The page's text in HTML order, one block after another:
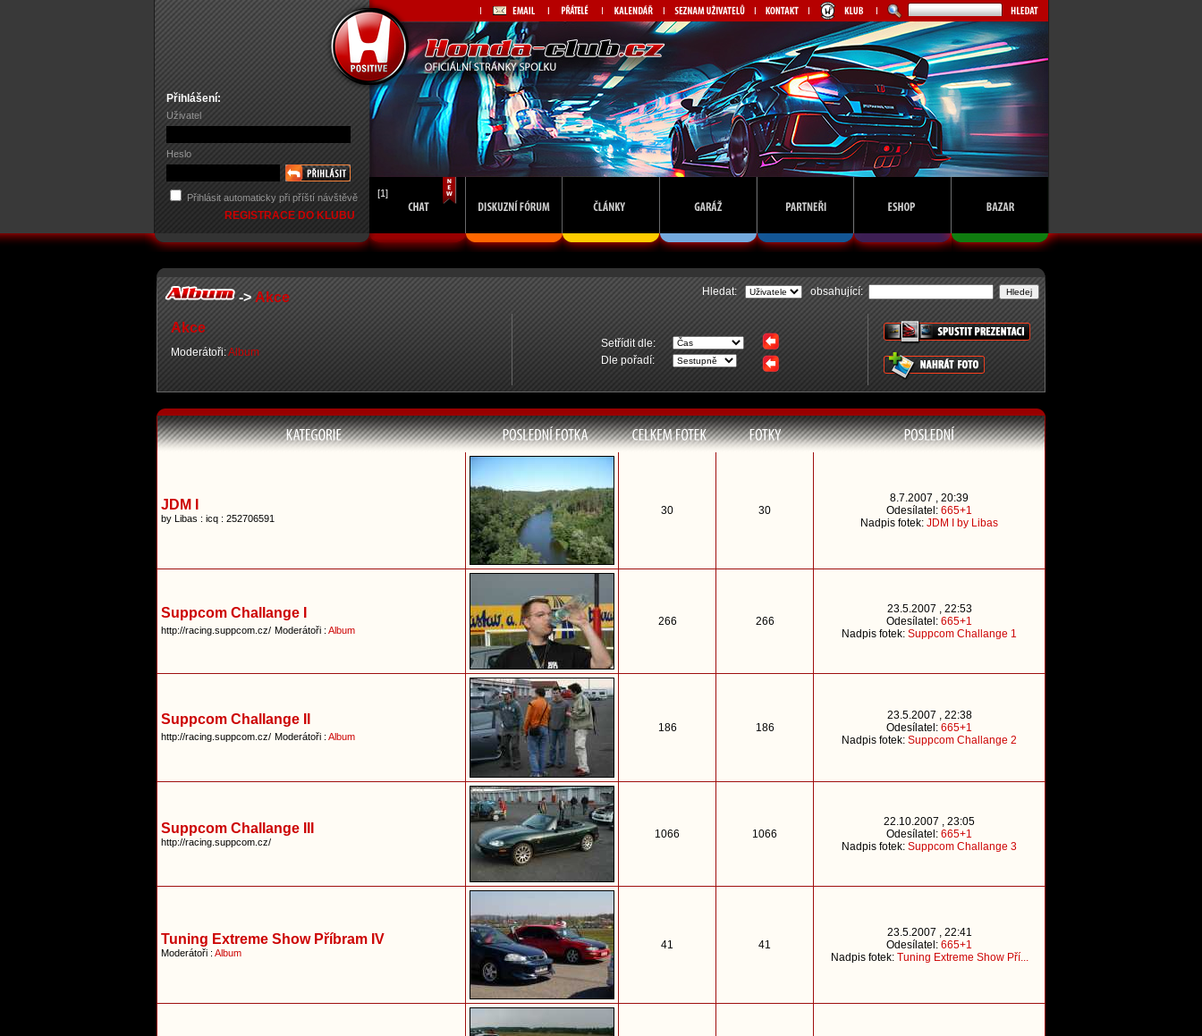
Přihlášení:
Uživatel
Heslo
Přihlásit automaticky při příští návštěvě
REGISTRACE DO KLUBU
[1]
->Akce Hledat: obsahující:
Akce
Moderátoři:Album
Setřídit dle:
Dle pořadí:
JDM I
by Libas : icq : 252706591
30 30
8.7.2007 , 20:39
Odesílatel: 665+1
Nadpis fotek: JDM I by Libas
Suppcom Challange I
http://racing.suppcom.cz/ Moderátoři : Album
266 266
23.5.2007 , 22:53
Odesílatel: 665+1
Nadpis fotek: Suppcom Challange 1
Suppcom Challange II
http://racing.suppcom.cz/ Moderátoři : Album
186 186
23.5.2007 , 22:38
Odesílatel: 665+1
Nadpis fotek: Suppcom Challange 2
Suppcom Challange III
http://racing.suppcom.cz/
1066 1066
22.10.2007 , 23:05
Odesílatel: 665+1
Nadpis fotek: Suppcom Challange 3
Tuning Extreme Show Příbram IV
Moderátoři : Album
41 41
23.5.2007 , 22:41
Odesílatel: 665+1
Nadpis fotek: Tuning Extreme Show Pří...